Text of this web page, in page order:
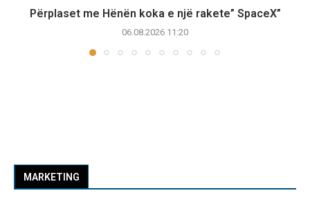
Përplaset me Hënën koka e një rakete” SpaceX”
06.08.2026 11:20
MARKETING